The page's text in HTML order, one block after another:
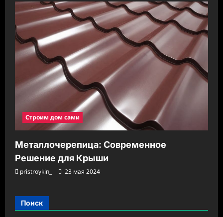
Строим дом сами
Металлочерепица: Современное
Решение для Крыши
pristroykin_ 23 мая 2024
Поиск